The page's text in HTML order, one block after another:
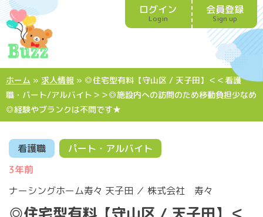
ログイン
Login
会員登録
Sign up
ホーム » 求人情報 » ◎住宅型有料【守山区 / 天子田】＜＜看護
職・パート/アルバイト＞＞◎施設内への訪問のため移動負担少なめ
◎経験やブランクは不問です★
看護職
パート・アルバイト
3年前
ナーシングホーム寿々 天子田 ／ 株式会社 寿々